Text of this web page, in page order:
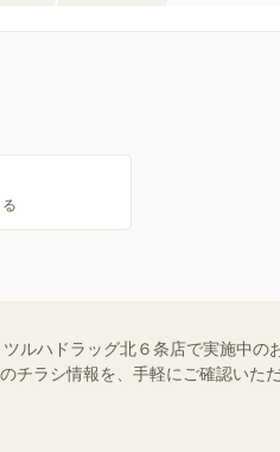
ルハドラッグ北６条店で実施中の
ラシ情報を、手軽にご確認いた